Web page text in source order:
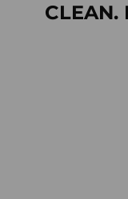
CLEAN.